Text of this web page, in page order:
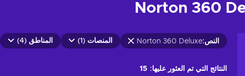
Norton 360
النص:
Norton 360 Deluxe المنصات (1) المناطق (4)
النتائج التي تم العثور عليها: 15